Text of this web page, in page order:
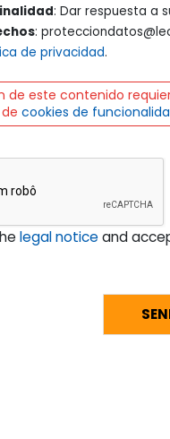
: Dar respuesta a
:
de privacidad.
de este contenido
de cookies de
legal noticeand